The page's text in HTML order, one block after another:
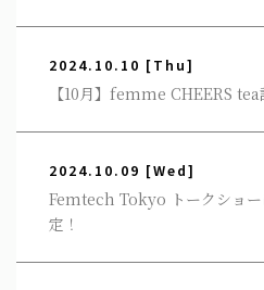
2024.10.10 [Thu]
【10月】femme CHEERS
2024.10.09 [Wed]
Femtech Tokyo トークショー
定！